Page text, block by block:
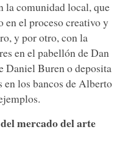
la comunidad local, que
en el proceso creativo y
y por otro, con la
en el pabellón de Dan
Daniel Buren o deposita
en los bancos de Alberto
mercado del arte